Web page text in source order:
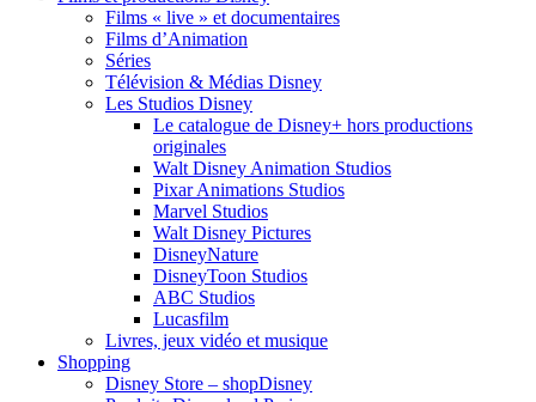
Films « live » et documentaires
Films d’Animation
Séries
Télévision & Médias Disney
Les Studios Disney
Le catalogue de Disney+ hors productions
originales
Walt Disney Animation Studios
Pixar Animations Studios
Marvel Studios
Walt Disney Pictures
DisneyNature
DisneyToon Studios
ABC Studios
Lucasfilm
Livres, jeux vidéo et musique
Shopping
Disney Store – shopDisney